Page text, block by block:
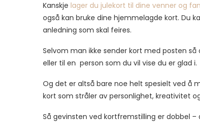
Kanskje lager du julekort til dine venner og
også kan bruke dine hjemmelagde kort. Du
anledning som skal feires.
Selvom man ikke sender kort med posten
eller til en person som du vil vise du er glad i.
Og det er altså bare noe helt spesielt ved å
kort som stråler av personlighet, kreativitet
Så gevinsten ved kortfremstilling er dobbel